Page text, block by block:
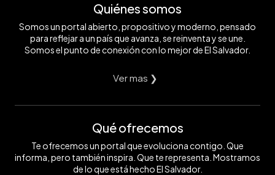
Quiénes somos
Somos un portal abierto, propositivo y moderno, pensado
para reflejar a un país que avanza, se reinventa y se une.
Somos el punto de conexión con lo mejor de El Salvador.
Ver mas ❯
Qué ofrecemos
Te ofrecemos un portal que evoluciona contigo. Que
informa, pero también inspira. Que te representa. Mostramos
de lo que está hecho El Salvador.